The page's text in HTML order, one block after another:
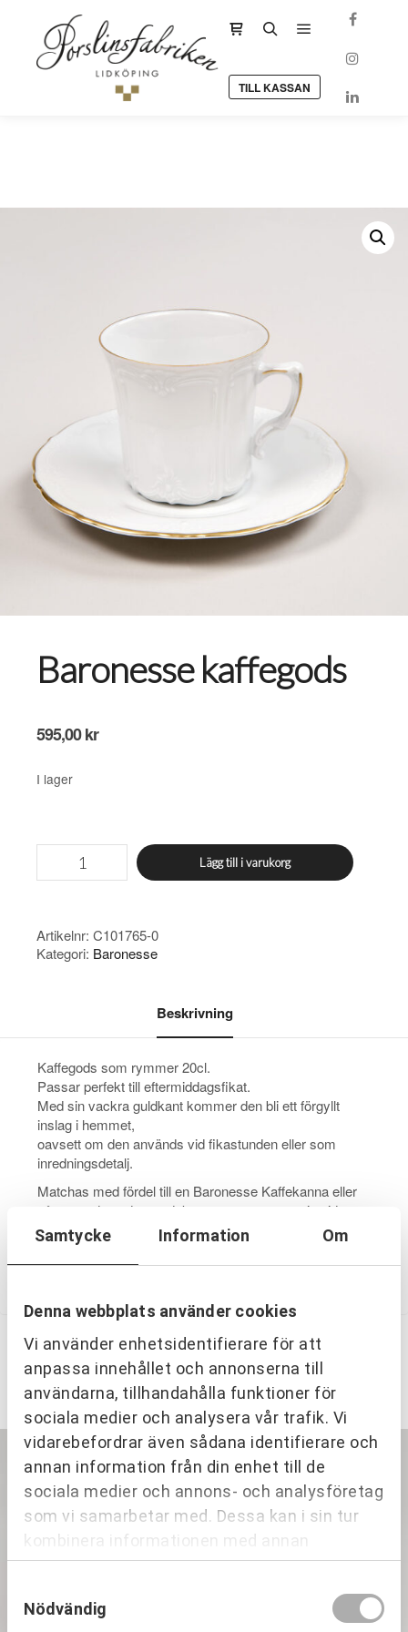
Samtycke Information Om
Denna webbplats använder cookies
Vi använder enhetsidentifierare för att
anpassa innehållet och annonserna till
användarna, tillhandahålla funktioner för
sociala medier och analysera vår trafik. Vi
vidarebefordrar även sådana identifierare och
annan information från din enhet till de
sociala medier och annons- och analysföretag
som vi samarbetar med. Dessa kan i sin tur
kombinera informationen med annan
information som du har tillhandahållit eller
som de har samlat in när du har använt deras
tjänster.
Nödvändig
Sidopanel för butik
Huvudmeny
TILL KASSAN
Baronesse kaffegods
595,00kr
I lager
Baronesse
kaffegods
Lägg till i varukorg
Artikelnr: C101765-0
Kategori: Baronesse
Beskrivning
Kaffegods som rymmer 20cl.
Passar perfekt till eftermiddagsfikat.
Med sin vackra guldkant kommer den bli ett förgyllt
inslag i hemmet,
oavsett om den används vid fikastunden eller som
inredningsdetalj.
Matchas med fördel till en Baronesse Kaffekanna eller
några av de andra produkterna ur samma serie vid
dukning.
Relaterade produkter